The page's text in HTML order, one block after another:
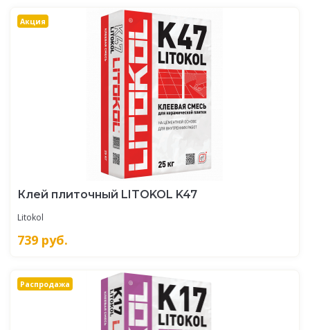
Акция
Клей плиточный LITOKOL K47
Litokol
739 руб.
Распродажа